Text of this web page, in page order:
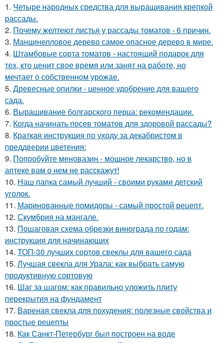
1. Четыре народных средства для выращивания крепкой
рассады.
2. Почему желтеют листья у рассады томатов - 6 причин.
3. Манцинелловое дерево самое опасное дерево в мире.
4. Штамбовые сорта томатов - настоящий подарок для
тех, кто ценит свое время или занят на работе, но
мечтает о собственном урожае.
5. Древесные опилки - ценное удобрение для вашего
сада.
6. Выращивание болгарского перца: рекомендации.
7. Когда начинать посев томатов для здоровой рассады?
8. Краткая инструкция по уходу за декабристом в
преддверии цветения:
9. Попробуйте меновазин - мощное лекарство, но в
аптеке вам о нем не расскажут!
10. Наш папка самый лучший - своими руками детский
уголок.
11. Маринованные помидоры - самый простой рецепт.
12. Скумбрия на мангале.
13. Пошаговая схема обрезки винограда по годам:
инструкция для начинающих
14. ТОП-30 лучших сортов свеклы для вашего сада
15. Лучшая свекла для Урала: как выбрать самую
продуктивную сортовую
16. Шаг за шагом: как правильно уложить плиту
перекрытия на фундамент
17. Вареная свекла для похудения: полезные свойства и
простые рецепты
18. Как Санкт-Петербург был построен на воде